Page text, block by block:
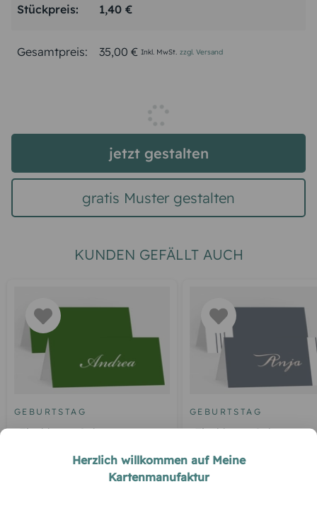
Stückpreis: 1,40 €
Gesamtpreis: 35,00 € Inkl. MwSt. zzgl. Versand
jetzt gestalten
gratis Muster gestalten
KUNDEN GEFÄLLT AUCH
GEBURTSTAG
Tischkarte Geburtstag
GEBURTSTAG
Tischkarte Geburtstag
Herzlich willkommen auf Meine
Kartenmanufaktur